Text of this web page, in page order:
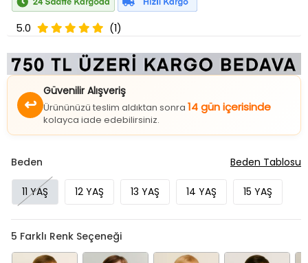
5.0 (1)
↩
Güvenilir Alışveriş
Ürününüzü teslim aldıktan sonra 14 gün içerisinde
kolayca iade edebilirsiniz.
Beden
11 YAŞ 12 YAŞ 13 YAŞ 14 YAŞ 15 YAŞ
Beden Tablosu
5 Farklı Renk Seçeneği